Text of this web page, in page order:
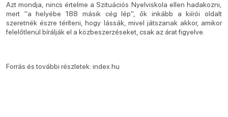
Azt mondja, nincs értelme a Szituációs Nyelviskola ellen hadakozni,
mert "a helyébe 188 másik cég lép", ők inkább a kiírói oldalt
szeretnék észre téríteni, hogy lássák, mivel játszanak akkor, amikor
felelőtlenül bírálják el a közbeszerzéseket, csak az árat figyelve.
Forrás és további részletek: index.hu